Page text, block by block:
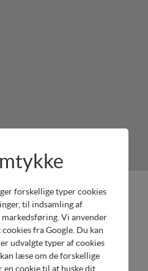
forskellige typer cookies
til indsamling af
Vi anvender
cookies fra Google. Du kan
udvalgte typer af cookies
læse om de forskellige
en cookie til at huske dit